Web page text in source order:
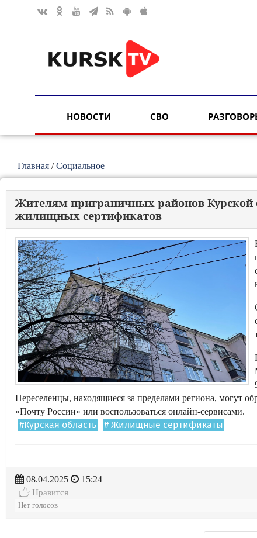
НОВОСТИ СВО
Главная /Социальное
Жителям приграничных районов Курской
жилищных сертификатов
Переселенцы, находящиеся за пределами региона, могут
«Почту России» или воспользоваться онлайн-сервисами.
#Курская область # Жилищные сертификаты
08.04.2025
15:24
Нравится
Нет голосов